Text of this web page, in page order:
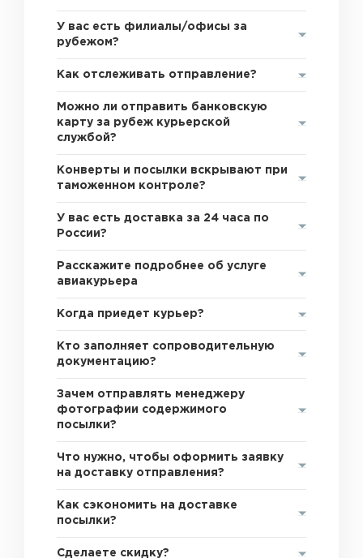
У вас есть филиалы/офисы за
рубежом?
Как отслеживать отправление?
Можно ли отправить банковскую
карту за рубеж курьерской
службой?
Конверты и посылки вскрывают при
таможенном контроле?
У вас есть доставка за 24 часа по
России?
Расскажите подробнее об услуге
авиакурьера
Когда приедет курьер?
Кто заполняет сопроводительную
документацию?
Зачем отправлять менеджеру
фотографии содержимого
посылки?
Что нужно, чтобы оформить заявку
на доставку отправления?
Как сэкономить на доставке
посылки?
Сделаете скидку?